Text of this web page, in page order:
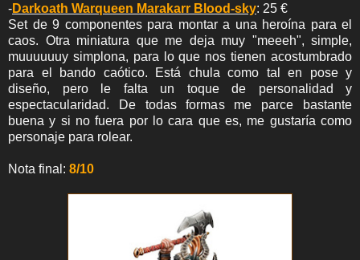
-Darkoath Warqueen Marakarr Blood-sky: 25 €
Set de 9 componentes para montar a una heroína para el
caos. Otra miniatura que me deja muy "meeeh", simple,
muuuuuuy simplona, para lo que nos tienen acostumbrado
para el bando caótico. Está chula como tal en pose y
diseño, pero le falta un toque de personalidad y
espectacularidad. De todas formas me parce bastante
buena y si no fuera por lo cara que es, me gustaría como
personaje para rolear.
Nota final: 8/10